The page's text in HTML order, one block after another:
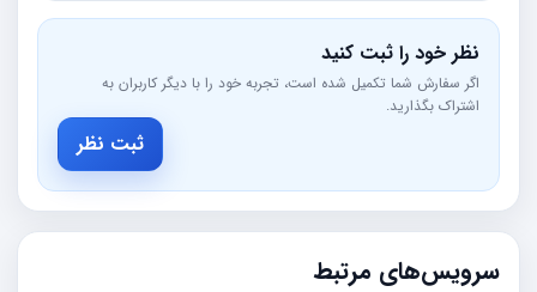
نظر خود را ثبت کنید
اگر سفارش شما تکمیل شده است، تجربه خود را با دیگر کاربران به
اشتراک بگذارید.
ثبت نظر
سرویس‌های مرتبط